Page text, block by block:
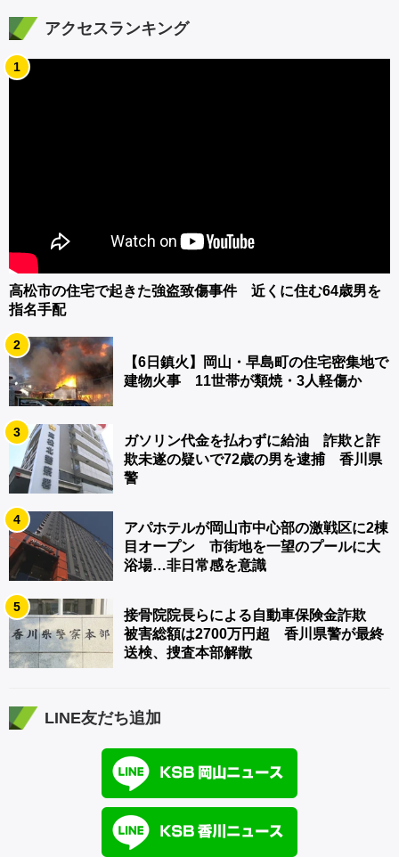
アクセスランキング
1
高松市の住宅で起きた強盗致傷事件 近くに住む64歳男を
指名手配
2
【6日鎮火】岡山・早島町の住宅密集地で
建物火事 11世帯が類焼・3人軽傷か
3
ガソリン代金を払わずに給油 詐欺と詐
欺未遂の疑いで72歳の男を逮捕 香川県
警
4
アパホテルが岡山市中心部の激戦区に2棟
目オープン 市街地を一望のプールに大
浴場…非日常感を意識
5
接骨院院長らによる自動車保険金詐欺
被害総額は2700万円超 香川県警が最終
送検、捜査本部解散
LINE友だち追加